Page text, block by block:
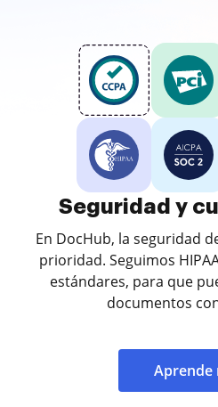
Seguridad y
En DocHub, la seguridad
prioridad. Seguimos
estándares, para que
documentos
Aprende